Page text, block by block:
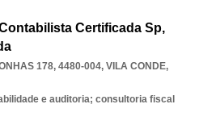
Certificada Sp,
178, 4480-004, VILA CONDE,
e auditoria; consultoria fiscal